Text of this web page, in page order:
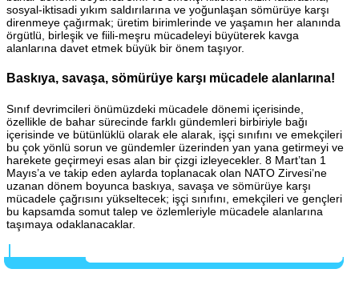
sosyal-iktisadi yıkım saldırılarına ve yoğunlaşan sömürüye karşı
direnmeye çağırmak; üretim birimlerinde ve yaşamın her alanında
örgütlü, birleşik ve fiili-meşru mücadeleyi büyüterek kavga
alanlarına davet etmek büyük bir önem taşıyor.
Baskıya, savaşa, sömürüye karşı mücadele alanlarına!
Sınıf devrimcileri önümüzdeki mücadele dönemi içerisinde,
özellikle de bahar sürecinde farklı gündemleri birbiriyle bağı
içerisinde ve bütünlüklü olarak ele alarak, işçi sınıfını ve emekçileri
bu çok yönlü sorun ve gündemler üzerinden yan yana getirmeyi ve
harekete geçirmeyi esas alan bir çizgi izleyecekler. 8 Mart’tan 1
Mayıs’a ve takip eden aylarda toplanacak olan NATO Zirvesi’ne
uzanan dönem boyunca baskıya, savaşa ve sömürüye karşı
mücadele çağrısını yükseltecek; işçi sınıfını, emekçileri ve gençleri
bu kapsamda somut talep ve özlemleriyle mücadele alanlarına
taşımaya odaklanacaklar.